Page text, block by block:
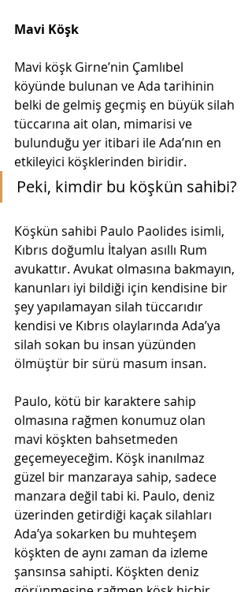
Mavi Köşk
Mavi köşk Girne’nin Çamlıbel
köyünde bulunan ve Ada tarihinin
belki de gelmiş geçmiş en büyük silah
tüccarına ait olan, mimarisi ve
bulunduğu yer itibari ile Ada’nın en
etkileyici köşklerinden biridir.
Peki, kimdir bu köşkün sahibi?
Köşkün sahibi Paulo Paolides isimli,
Kıbrıs doğumlu İtalyan asıllı Rum
avukattır. Avukat olmasına bakmayın,
kanunları iyi bildiği için kendisine bir
şey yapılamayan silah tüccarıdır
kendisi ve Kıbrıs olaylarında Ada’ya
silah sokan bu insan yüzünden
ölmüştür bir sürü masum insan.
Paulo, kötü bir karaktere sahip
olmasına rağmen konumuz olan
mavi köşkten bahsetmeden
geçemeyeceğim. Köşk inanılmaz
güzel bir manzaraya sahip, sadece
manzara değil tabi ki. Paulo, deniz
üzerinden getirdiği kaçak silahları
Ada’ya sokarken bu muhteşem
köşkten de aynı zaman da izleme
şansınsa sahipti. Köşkten deniz